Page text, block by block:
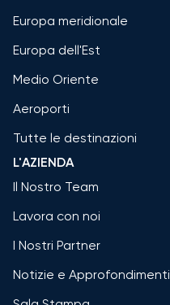
Europa meridionale
Europa dell'Est
Medio Oriente
Aeroporti
Tutte le destinazioni
L'AZIENDA
Il Nostro Team
Lavora con noi
I Nostri Partner
Notizie e Approfondimenti